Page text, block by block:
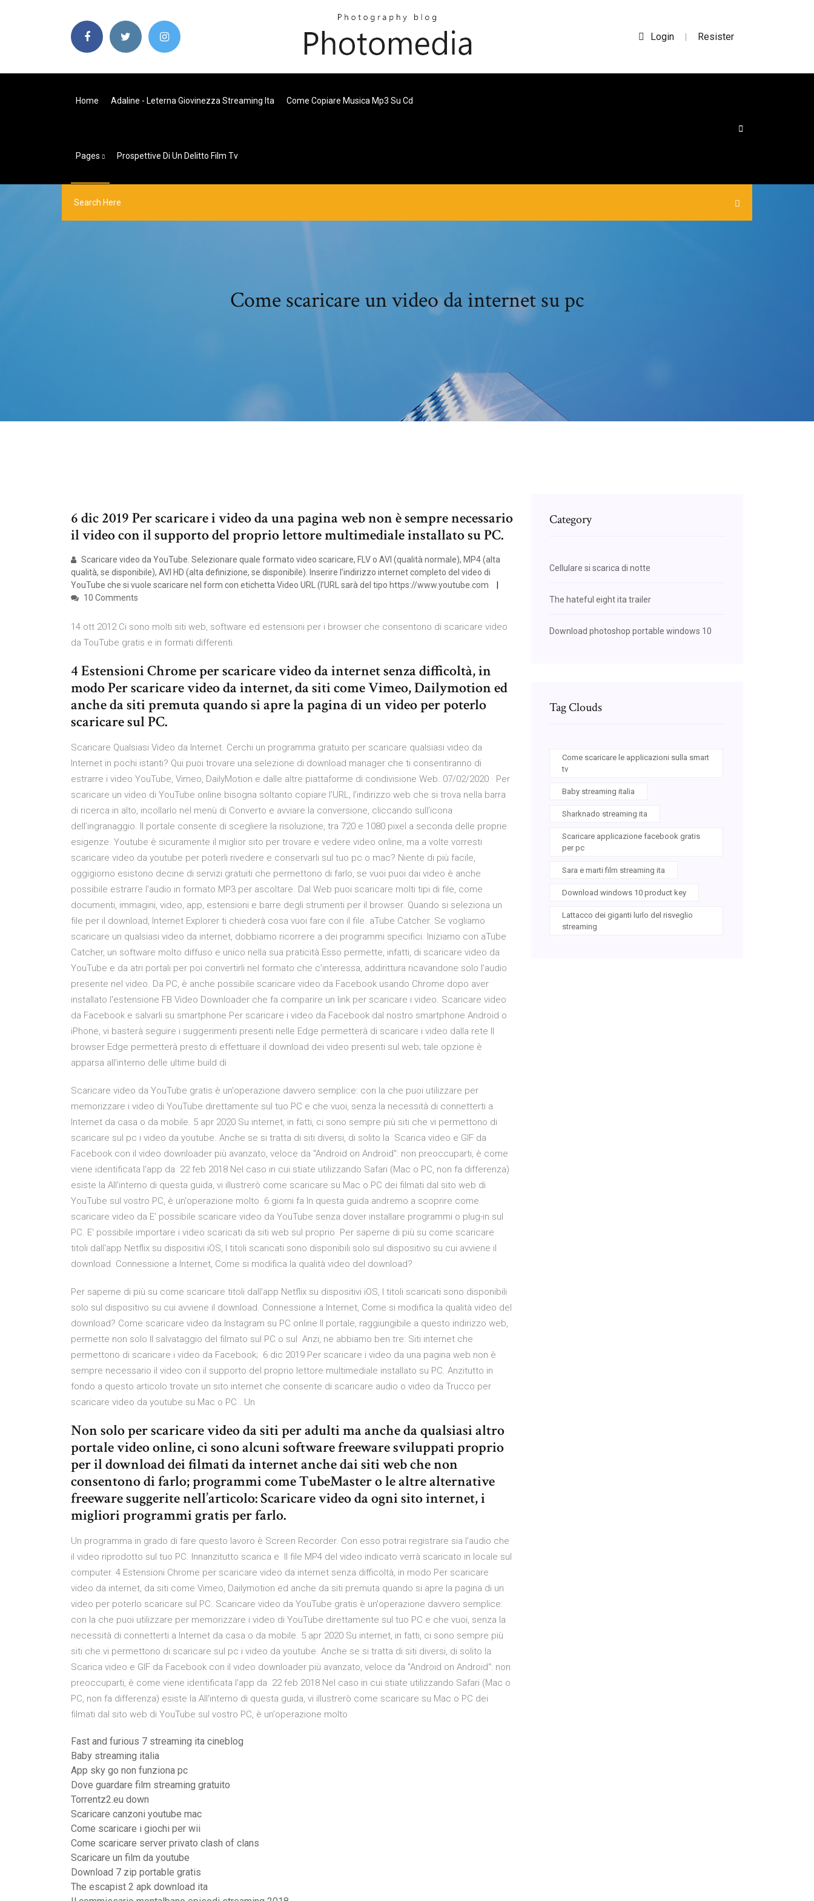
Login | Resister
Home Adaline - Leterna Giovinezza Streaming Ita Come Copiare Musica Mp3 Su Cd
Pages Prospettive Di Un Delitto Film Tv
Come scaricare un video da internet su pc
6 dic 2019 Per scaricare i video da una pagina web non è sempre necessario
il video con il supporto del proprio lettore multimediale installato su PC.
Scaricare video da YouTube. Selezionare quale formato video scaricare, FLV o AVI (qualità normale), MP4 (alta
qualità, se disponibile), AVI HD (alta definizione, se disponibile). Inserire l’indirizzo internet completo del video di
YouTube che si vuole scaricare nel form con etichetta Video URL (l’URL sarà del tipo https://www.youtube.com
10 Comments
14 ott 2012 Ci sono molti siti web, software ed estensioni per i browser che consentono di scaricare video
da TouTube gratis e in formati differenti.
4 Estensioni Chrome per scaricare video da internet senza difficoltà, in
modo Per scaricare video da internet, da siti come Vimeo, Dailymotion ed
anche da siti premuta quando si apre la pagina di un video per poterlo
scaricare sul PC.
Scaricare Qualsiasi Video da Internet. Cerchi un programma gratuito per scaricare qualsiasi video da
Internet in pochi istanti? Qui puoi trovare una selezione di download manager che ti consentiranno di
estrarre i video YouTube, Vimeo, DailyMotion e dalle altre piattaforme di condivisione Web. 07/02/2020 · Per
scaricare un video di YouTube online bisogna soltanto copiare l’URL, l’indirizzo web che si trova nella barra
di ricerca in alto, incollarlo nel menù di Converto e avviare la conversione, cliccando sull’icona
dell’ingranaggio. Il portale consente di scegliere la risoluzione, tra 720 e 1080 pixel a seconda delle proprie
esigenze. Youtube è sicuramente il miglior sito per trovare e vedere video online, ma a volte vorresti
scaricare video da youtube per poterli rivedere e conservarli sul tuo pc o mac? Niente di più facile,
oggigiorno esistono decine di servizi gratuiti che permettono di farlo, se vuoi puoi dai video è anche
possibile estrarre l’audio in formato MP3 per ascoltare. Dal Web puoi scaricare molti tipi di file, come
documenti, immagini, video, app, estensioni e barre degli strumenti per il browser. Quando si seleziona un
file per il download, Internet Explorer ti chiederà cosa vuoi fare con il file. aTube Catcher. Se vogliamo
scaricare un qualsiasi video da internet, dobbiamo ricorrere a dei programmi specifici. Iniziamo con aTube
Catcher, un software molto diffuso e unico nella sua praticità.Esso permette, infatti, di scaricare video da
YouTube e da atri portali per poi convertirli nel formato che c’interessa, addirittura ricavandone solo l’audio
presente nel video. Da PC, è anche possibile scaricare video da Facebook usando Chrome dopo aver
installato l'estensione FB Video Downloader che fa comparire un link per scaricare i video. Scaricare video
da Facebook e salvarli su smartphone Per scaricare i video da Facebook dal nostro smartphone Android o
iPhone, vi basterà seguire i suggerimenti presenti nelle Edge permetterà di scaricare i video dalla rete Il
browser Edge permetterà presto di effettuare il download dei video presenti sul web; tale opzione è
apparsa all'interno delle ultime build di
Scaricare video da YouTube gratis è un'operazione davvero semplice: con la che puoi utilizzare per
memorizzare i video di YouTube direttamente sul tuo PC e che vuoi, senza la necessità di connetterti a
Internet da casa o da mobile. 5 apr 2020 Su internet, in fatti, ci sono sempre più siti che vi permettono di
scaricare sul pc i video da youtube. Anche se si tratta di siti diversi, di solito la Scarica video e GIF da
Facebook con il video downloader più avanzato, veloce da "Android on Android": non preoccuparti, è come
viene identificata l'app da 22 feb 2018 Nel caso in cui stiate utilizzando Safari (Mac o PC, non fa differenza)
esiste la All'interno di questa guida, vi illustrerò come scaricare su Mac o PC dei filmati dal sito web di
YouTube sul vostro PC, è un'operazione molto 6 giorni fa In questa guida andremo a scoprire come
scaricare video da E' possibile scaricare video da YouTube senza dover installare programmi o plug-in sul
PC. E' possibile importare i video scaricati da siti web sul proprio Per saperne di più su come scaricare
titoli dall'app Netflix su dispositivi iOS, I titoli scaricati sono disponibili solo sul dispositivo su cui avviene il
download. Connessione a Internet, Come si modifica la qualità video del download?
Per saperne di più su come scaricare titoli dall'app Netflix su dispositivi iOS, I titoli scaricati sono disponibili
solo sul dispositivo su cui avviene il download. Connessione a Internet, Come si modifica la qualità video del
download? Come scaricare video da Instagram su PC online Il portale, raggiungibile a questo indirizzo web,
permette non solo Il salvataggio del filmato sul PC o sul Anzi, ne abbiamo ben tre: Siti internet che
permettono di scaricare i video da Facebook; 6 dic 2019 Per scaricare i video da una pagina web non è
sempre necessario il video con il supporto del proprio lettore multimediale installato su PC. Anzitutto in
fondo a questo articolo trovate un sito internet che consente di scaricare audio o video da Trucco per
scaricare video da youtube su Mac o PC . Un
Non solo per scaricare video da siti per adulti ma anche da qualsiasi altro
portale video online, ci sono alcuni software freeware sviluppati proprio
per il download dei filmati da internet anche dai siti web che non
consentono di farlo; programmi come TubeMaster o le altre alternative
freeware suggerite nell’articolo: Scaricare video da ogni sito internet, i
migliori programmi gratis per farlo.
Un programma in grado di fare questo lavoro è Screen Recorder. Con esso potrai registrare sia l'audio che
il video riprodotto sul tuo PC. Innanzitutto scarica e Il file MP4 del video indicato verrà scaricato in locale sul
computer. 4 Estensioni Chrome per scaricare video da internet senza difficoltà, in modo Per scaricare
video da internet, da siti come Vimeo, Dailymotion ed anche da siti premuta quando si apre la pagina di un
video per poterlo scaricare sul PC. Scaricare video da YouTube gratis è un'operazione davvero semplice:
con la che puoi utilizzare per memorizzare i video di YouTube direttamente sul tuo PC e che vuoi, senza la
necessità di connetterti a Internet da casa o da mobile. 5 apr 2020 Su internet, in fatti, ci sono sempre più
siti che vi permettono di scaricare sul pc i video da youtube. Anche se si tratta di siti diversi, di solito la
Scarica video e GIF da Facebook con il video downloader più avanzato, veloce da "Android on Android": non
preoccuparti, è come viene identificata l'app da 22 feb 2018 Nel caso in cui stiate utilizzando Safari (Mac o
PC, non fa differenza) esiste la All'interno di questa guida, vi illustrerò come scaricare su Mac o PC dei
filmati dal sito web di YouTube sul vostro PC, è un'operazione molto
Fast and furious 7 streaming ita cineblog
Baby streaming italia
App sky go non funziona pc
Dove guardare film streaming gratuito
Torrentz2.eu down
Scaricare canzoni youtube mac
Come scaricare i giochi per wii
Come scaricare server privato clash of clans
Scaricare un film da youtube
Download 7 zip portable gratis
The escapist 2 apk download ita
Category
Cellulare si scarica di notte
The hateful eight ita trailer
Download photoshop portable windows 10
Tag Clouds
Come scaricare le applicazioni sulla smart
tv
Baby streaming italia
Sharknado streaming ita
Scaricare applicazione facebook gratis
per pc
Sara e marti film streaming ita
Download windows 10 product key
Lattacco dei giganti lurlo del risveglio
streaming